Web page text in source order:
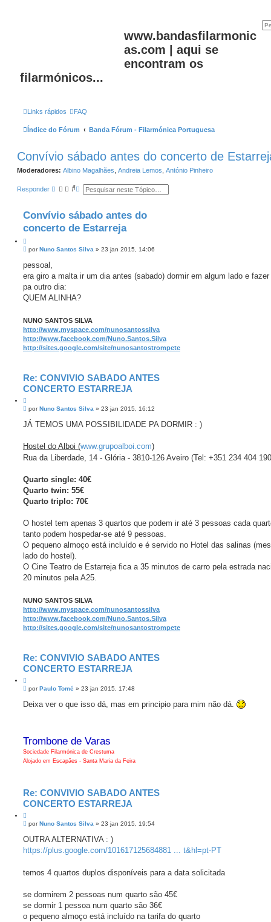
www.bandasfilarmonic
as.com | aqui se
encontram os
filarmónicos...
Links rápidos FAQ
Índice do Fórum Banda Fórum - Filarmónica Portuguesa
Convívio sábado antes do concerto de
Moderadores: Albino Magalhães Andreia Lemos António Pinheiro
Responder
P
u
s
P
u
s
v
ç
a
Convívio sábado antes do
concerto de Estarreja
a
r
M
n
a
g
m
porNuno Santos Silva » 23 jan 2015, 14:06
pessoal,
era giro a malta ir um dia antes (sabado) dormir em algum lado e
pa outro dia:
QUEM ALINHA?
NUNO SANTOS SILVA
http://www.myspace.com/nunosantossilva
http://www.facebook.com/Nuno.Santos.Silva
http://sites.google.com/site/nunosantostrompete
Re: CONVIVIO SABADO ANTES
CONCERTO ESTARREJA
a
M
n
g
e
m
porNuno Santos Silva » 23 jan 2015, 16:12
JÁ TEMOS UMA POSSIBILIDADE PA DORMIR : )
Hostel do Alboi (www.grupoalboi.com)
Rua da Liberdade, 14 - Glória - 3810-126 Aveiro (Tel: +351 234 404
Quarto single: 40€
Quarto twin: 55€
Quarto triplo: 70€
O hostel tem apenas 3 quartos que podem ir até 3 pessoas cada
tanto podem hospedar-se até 9 pessoas.
O pequeno almoço está incluído e é servido no Hotel das salinas
lado do hostel).
O Cine Teatro de Estarreja fica a 35 minutos de carro pela estrada
20 minutos pela A25.
NUNO SANTOS SILVA
http://www.myspace.com/nunosantossilva
http://www.facebook.com/Nuno.Santos.Silva
http://sites.google.com/site/nunosantostrompete
Re: CONVIVIO SABADO ANTES
CONCERTO ESTARREJA
a
M
n
m
por Paulo Tomé » 23 jan 2015, 17:48
Deixa ver o que isso dá, mas em principio para mim não dá.
Trombone de Varas
Sociedade Filarmónica de Crestuma
Alojado em Escapães - Santa Maria da Feira
Re: CONVIVIO SABADO ANTES
CONCERTO ESTARREJA
a
r
M
n
a
m
por Nuno Santos Silva » 23 jan 2015, 19:54
OUTRA ALTERNATIVA : )
https://plus.google.com/101617125684881 ... t&hl=pt-PT
temos 4 quartos duplos disponíveis para a data solicitada
se dormirem 2 pessoas num quarto são 45€
se dormir 1 pessoa num quarto são 36€
o pequeno almoço está incluído na tarifa do quarto